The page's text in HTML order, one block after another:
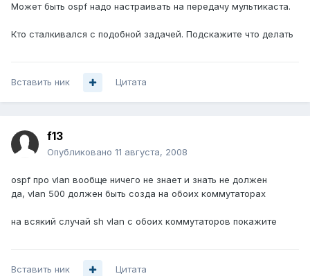
Может быть ospf надо настраивать на передачу мультикаста.
Кто сталкивался с подобной задачей. Подскажите что делать
Вставить ник Цитата
f13
Опубликовано 11 августа, 2008
ospf про vlan вообще ничего не знает и знать не должен
да, vlan 500 должен быть созда на обоих коммутаторах
на всякий случай sh vlan с обоих коммутаторов покажите
Вставить ник Цитата